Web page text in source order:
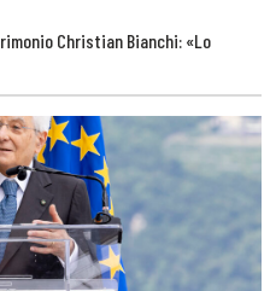
Christian Bianchi: «Lo